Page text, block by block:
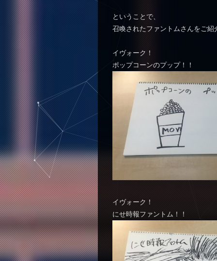
ということで、
召喚されたファントムさんをご紹
イヴォーク！
ポップコーンのプップ！！
イヴォーク！
にせ時報ファントム！！